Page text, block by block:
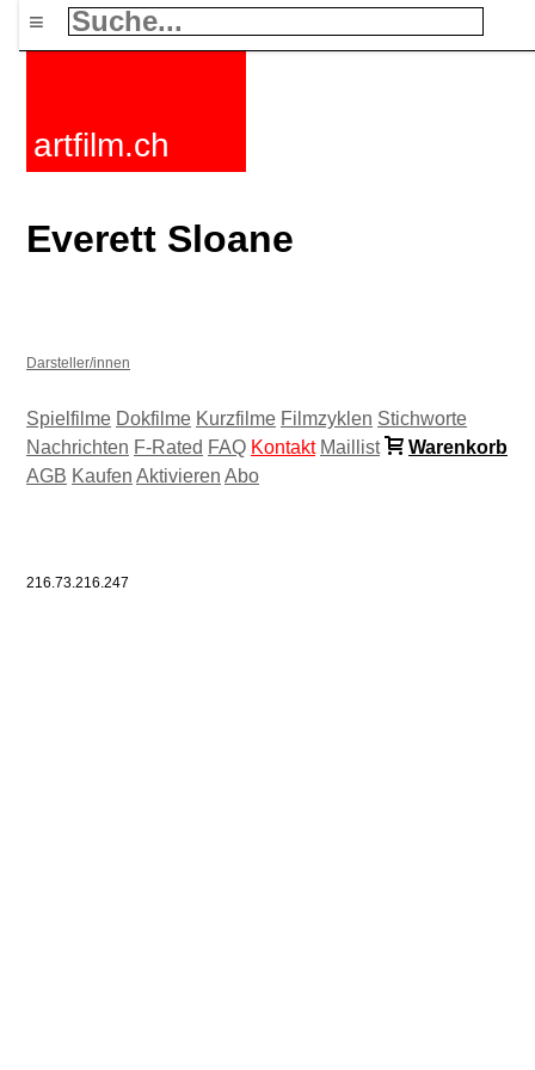
≡
artfilm.ch
Everett Sloane
Darsteller/innen
Spielfilme Dokfilme Kurzfilme Filmzyklen Stichworte
Nachrichten F-Rated FAQ Kontakt Maillist
Warenkorb
AGB Kaufen Aktivieren Abo
216.73.216.247